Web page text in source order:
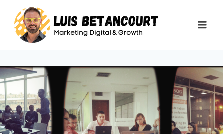
contenido